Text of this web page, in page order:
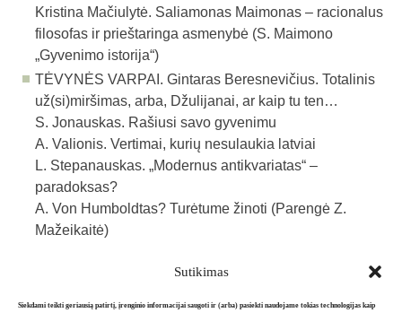
Sutikimas
Siekdami teikti geriausią patirtį, įrenginio informacijai saugoti ir (arba) pasiekti naudojame tokias technologijas kaip
Kristina Mačiulytė. Saliamonas Maimonas – racionalus
filosofas ir prieštaringa asmenybė (S. Maimono
„Gyvenimo istorija“)
TĖVYNĖS VARPAI. Gintaras Beresnevičius. Totalinis
už(si)miršimas, arba, Džulijanai, ar kaip tu ten…
S. Jonauskas. Rašiusi savo gyvenimu
A. Valionis. Vertimai, kurių nesulaukia latviai
L. Stepanauskas. „Modernus antikvariatas“ –
paradoksas?
A. Von Humboldtas? Turėtume žinoti (Parengė Z.
Mažeikaitė)